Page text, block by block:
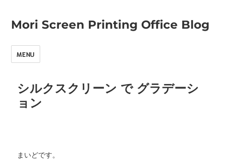
Mori Screen Printing Office Blog
MENU
シルクスクリーン で グラデーシ
ョン
まいどです。